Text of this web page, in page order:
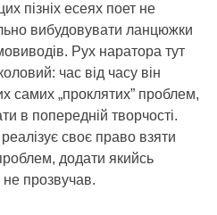
пізніх есеях поет не
вибудовувати ланцюжки
Рух наратора тут
час від часу він
самих „проклятих” проблем,
в попередній творчості.
своє право взяти
додати якийсь
прозвучав.